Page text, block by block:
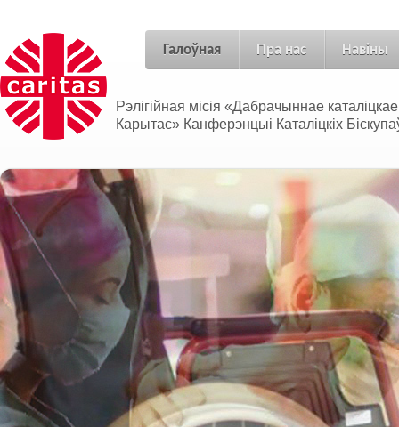
Галоўная Пра нас Навіны
Рэлігійная місія «Дабрачыннае
Карытас» Канферэнцыі Каталіцкіх